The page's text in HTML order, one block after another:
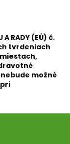
A RADY (EÚ) č.
tvrdeniach
možné